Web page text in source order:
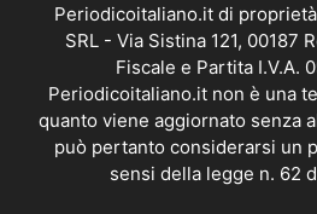
Periodicoitaliano.it di proprietà
SRL - Via Sistina 121, 00187
Fiscale e Partita I.V.A.
Periodicoitaliano.it non è una
quanto viene aggiornato senza
può pertanto considerarsi un
sensi della legge n. 62